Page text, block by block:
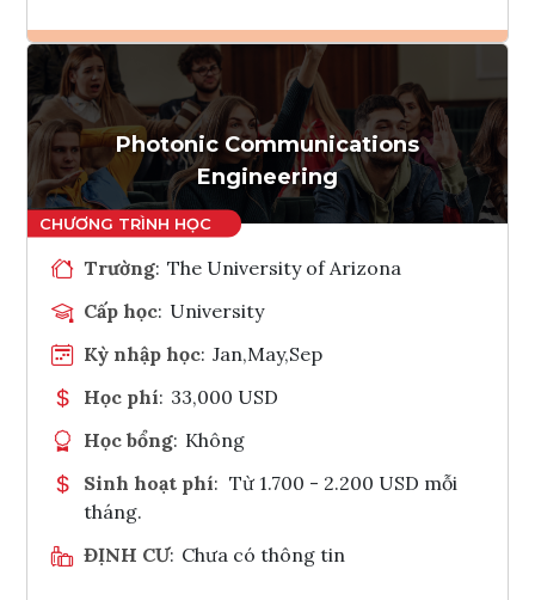
Ghi danh
Tham vấn Interlink
Photonic Communications
Engineering
Trường: The University of Arizona
Cấp học: University
Kỳ nhập học: Jan,May,Sep
Học phí: 33,000 USD
Học bổng: Không
Sinh hoạt phí: Từ 1.700 - 2.200 USD mỗi
tháng.
ĐỊNH CƯ: Chưa có thông tin